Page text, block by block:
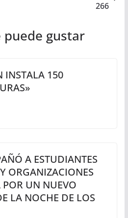
266
gustar
INSTALA 150
A ESTUDIANTES
ORGANIZACIONES
UN NUEVO
LA NOCHE DE LOS